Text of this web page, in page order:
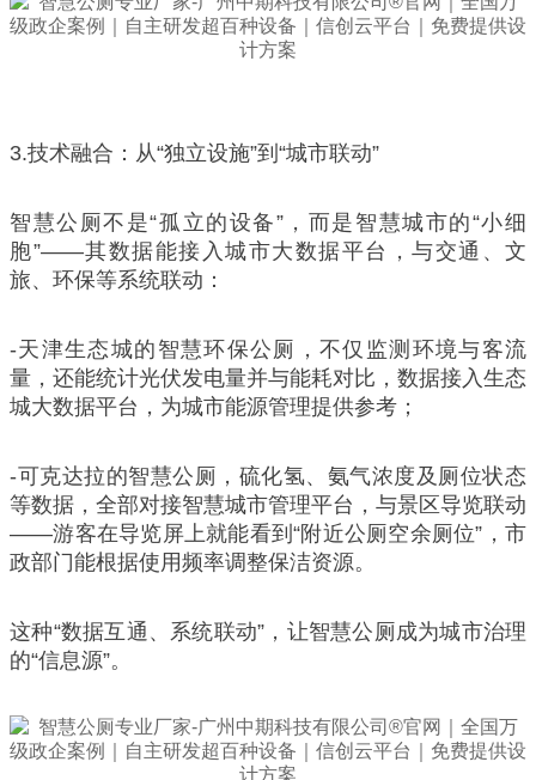
3.技术融合：从“独立设施”到“城市联动”
智慧公厕不是“孤立的设备”，而是智慧城市的“小细
胞”——其数据能接入城市大数据平台，与交通、文
旅、环保等系统联动：
-天津生态城的智慧环保公厕，不仅监测环境与客流
量，还能统计光伏发电量并与能耗对比，数据接入生态
城大数据平台，为城市能源管理提供参考；
-可克达拉的智慧公厕，硫化氢、氨气浓度及厕位状态
等数据，全部对接智慧城市管理平台，与景区导览联动
——游客在导览屏上就能看到“附近公厕空余厕位”，市
政部门能根据使用频率调整保洁资源。
这种“数据互通、系统联动”，让智慧公厕成为城市治理
的“信息源”。